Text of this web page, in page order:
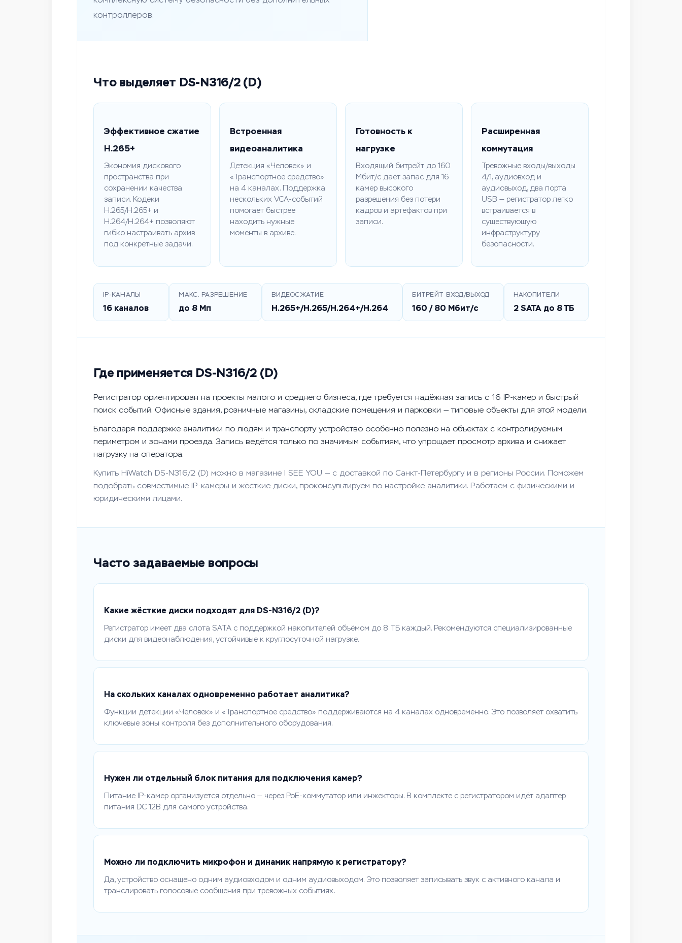
контроллеров.
Что выделяет DS-N316/2 (D)
Эффективное сжатие
H.265+
Экономия дискового
пространства при
сохранении качества
записи. Кодеки
H.265/H.265+ и
H.264/H.264+ позволяют
гибко настраивать архив
под конкретные задачи.
Встроенная
видеоаналитика
Детекция «Человек» и
«Транспортное средство»
на 4 каналах. Поддержка
нескольких VCA-событий
помогает быстрее
находить нужные
моменты в архиве.
Готовность к
нагрузке
Входящий битрейт до 160
Мбит/с даёт запас для 16
камер высокого
разрешения без потери
кадров и артефактов при
записи.
Расширенная
коммутация
Тревожные входы/выходы
4/1, аудиовход и
аудиовыход, два порта
USB — регистратор легко
встраивается в
существующую
инфраструктуру
безопасности.
IP-КАНАЛЫ
16 каналов
МАКС. РАЗРЕШЕНИЕ
до 8 Мп
ВИДЕОСЖАТИЕ
H.265+/H.265/H.264+/H.264
БИТРЕЙТ ВХОД/ВЫХОД
160 / 80 Мбит/с
НАКОПИТЕЛИ
2 SATA до 8 ТБ
Где применяется DS-N316/2 (D)
Регистратор ориентирован на проекты малого и среднего бизнеса, где требуется надёжная запись с 16 IP-камер и быстрый
поиск событий. Офисные здания, розничные магазины, складские помещения и парковки — типовые объекты для этой модели.
Благодаря поддержке аналитики по людям и транспорту устройство особенно полезно на объектах с контролируемым
периметром и зонами проезда. Запись ведётся только по значимым событиям, что упрощает просмотр архива и снижает
нагрузку на оператора.
Купить HiWatch DS-N316/2 (D) можно в магазине I SEE YOU — с доставкой по Санкт-Петербургу и в регионы России. Поможем
подобрать совместимые IP-камеры и жёсткие диски, проконсультируем по настройке аналитики. Работаем с физическими и
юридическими лицами.
Часто задаваемые вопросы
Какие жёсткие диски подходят для DS-N316/2 (D)?
Регистратор имеет два слота SATA с поддержкой накопителей объёмом до 8 ТБ каждый. Рекомендуются специализированные
диски для видеонаблюдения, устойчивые к круглосуточной нагрузке.
На скольких каналах одновременно работает аналитика?
Функции детекции «Человек» и «Транспортное средство» поддерживаются на 4 каналах одновременно. Это позволяет охватить
ключевые зоны контроля без дополнительного оборудования.
Нужен ли отдельный блок питания для подключения камер?
Питание IP-камер организуется отдельно — через PoE-коммутатор или инжекторы. В комплекте с регистратором идёт адаптер
питания DC 12В для самого устройства.
Можно ли подключить микрофон и динамик напрямую к регистратору?
Да, устройство оснащено одним аудиовходом и одним аудиовыходом. Это позволяет записывать звук с активного канала и
транслировать голосовые сообщения при тревожных событиях.